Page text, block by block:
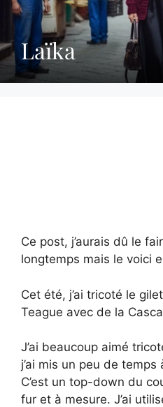
Laïka
Ce post, j’aurais dû le
longtemps mais le voici
Cet été, j’ai tricoté le
Teague avec de la
J’ai beaucoup aimé
j’ai mis un peu de
C’est un top-down du
fur et à mesure. J’ai